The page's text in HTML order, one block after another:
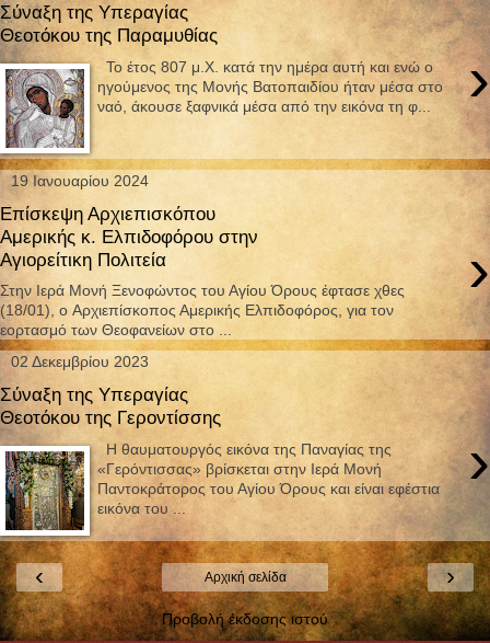
Σύναξη της Υπεραγίας
Θεοτόκου της Παραμυθίας
›
Το έτος 807 μ.Χ. κατά την ημέρα αυτή και ενώ ο
ηγούμενος της Μονής Βατοπαιδίου ήταν μέσα στο
ναό, άκουσε ξαφνικά μέσα από την εικόνα τη φ...
19 Ιανουαρίου 2024
Επίσκεψη Αρχιεπισκόπου
Αμερικής κ. Ελπιδοφόρου στην
Αγιορείτικη Πολιτεία
›
Στην Ιερά Μονή Ξενοφώντος του Αγίου Όρους έφτασε χθες
(18/01), ο Aρχιεπίσκοπος Αμερικής Ελπιδοφόρος, για τον
εορτασμό των Θεοφανείων στο ...
02 Δεκεμβρίου 2023
Σύναξη της Υπεραγίας
Θεοτόκου της Γεροντίσσης
›
Η θαυματουργός εικόνα της Παναγίας της
«Γερόντισσας» βρίσκεται στην Ιερά Μονή
Παντοκράτορος του Αγίου Όρους και είναι εφέστια
εικόνα του ...
‹ ›
Αρχική σελίδα
Προβολή έκδοσης ιστού